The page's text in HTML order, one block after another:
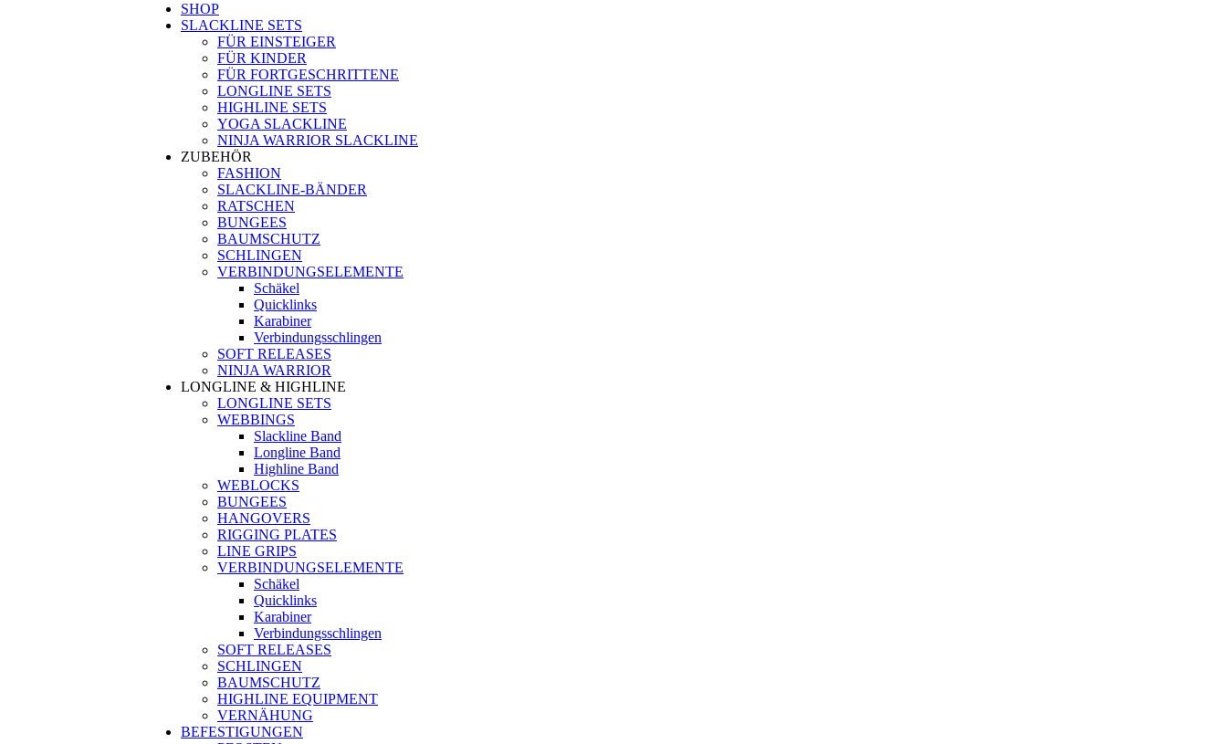
SHOP
SLACKLINE SETS
FÜR EINSTEIGER
FÜR KINDER
FÜR FORTGESCHRITTENE
LONGLINE SETS
HIGHLINE SETS
YOGA SLACKLINE
NINJA WARRIOR SLACKLINE
ZUBEHÖR
FASHION
SLACKLINE-BÄNDER
RATSCHEN
BUNGEES
BAUMSCHUTZ
SCHLINGEN
VERBINDUNGSELEMENTE
Schäkel
Quicklinks
Karabiner
Verbindungsschlingen
SOFT RELEASES
NINJA WARRIOR
LONGLINE & HIGHLINE
LONGLINE SETS
WEBBINGS
Slackline Band
Longline Band
Highline Band
WEBLOCKS
BUNGEES
HANGOVERS
RIGGING PLATES
LINE GRIPS
VERBINDUNGSELEMENTE
Schäkel
Quicklinks
Karabiner
Verbindungsschlingen
SOFT RELEASES
SCHLINGEN
BAUMSCHUTZ
HIGHLINE EQUIPMENT
VERNÄHUNG
BEFESTIGUNGEN